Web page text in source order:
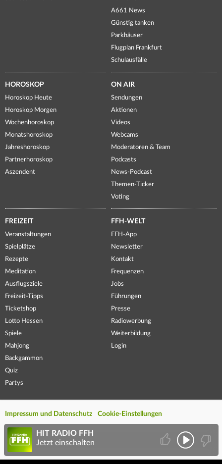
A661 News
Günstig tanken
Parkhäuser
Flugplan Frankfurt
Schulausfälle
HOROSKOP
Horoskop Heute
Horoskop Morgen
Wochenhoroskop
Monatshoroskop
Jahreshoroskop
Partnerhoroskop
Aszendent
ON AIR
Sendungen
Aktionen
Videos
Webcams
Moderatoren & Team
Podcasts
News-Podcast
Themen-Ticker
Voting
FREIZEIT
Veranstaltungen
Spielplätze
Rezepte
Meditation
Ausflugsziele
Freizeit-Tipps
Ticketshop
Lotto Hessen
Spiele
Mahjong
Backgammon
Quiz
Partys
FFH-WELT
FFH-App
Newsletter
Kontakt
Frequenzen
Jobs
Führungen
Presse
Radiowerbung
Weiterbildung
Login
Impressum und Datenschutz Cookie-Einstellungen
HIT RADIO FFH
Jetzt einschalten